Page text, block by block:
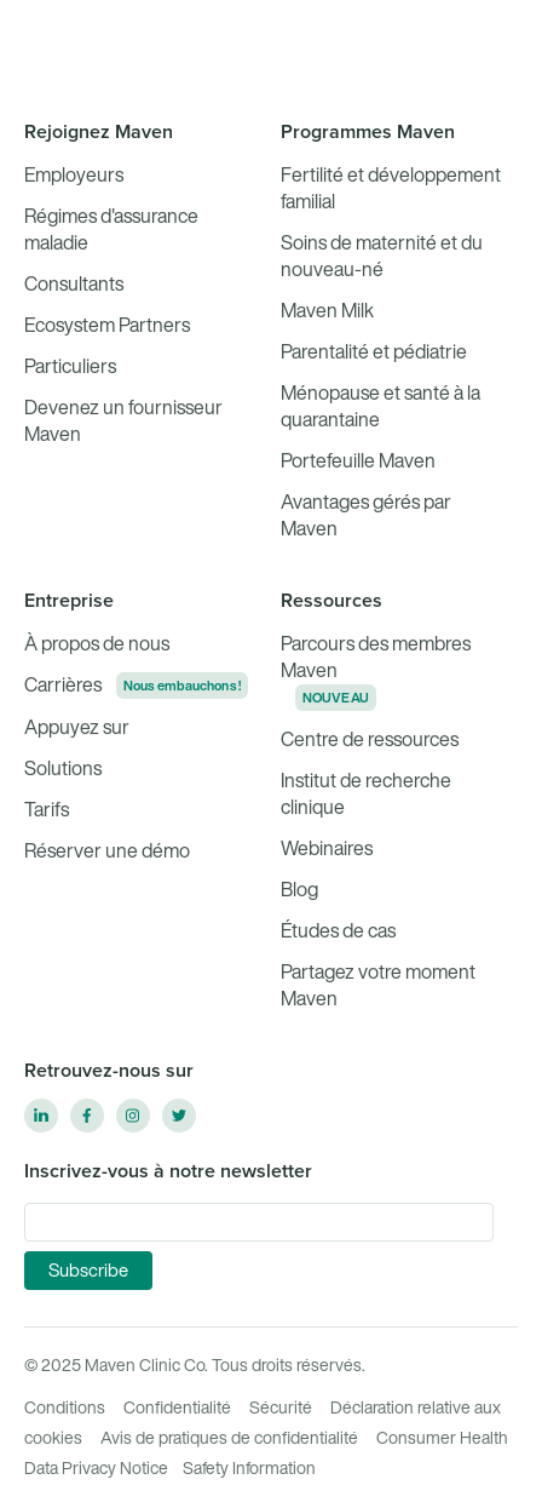
Rejoignez Maven
Employeurs
Régimes d'assurance
maladie
Consultants
Ecosystem Partners
Particuliers
Devenez un fournisseur
Maven
Programmes Maven
Fertilité et développement
familial
Soins de maternité et du
nouveau-né
Maven Milk
Parentalité et pédiatrie
Ménopause et santé à la
quarantaine
Portefeuille Maven
Avantages gérés par
Maven
Entreprise
À propos de nous
Carrières
Nous embauchons !
Appuyez sur
Solutions
Tarifs
Réserver une démo
Ressources
Parcours des membres
Maven
NOUVEAU
Centre de ressources
Institut de recherche
clinique
Webinaires
Blog
Études de cas
Partagez votre moment
Maven
Retrouvez-nous sur
Inscrivez-vous à notre newsletter
© 2025 Maven Clinic Co. Tous droits réservés.
Conditions Confidentialité Sécurité
Déclaration relative aux
cookies
Avis de pratiques de confidentialité
Consumer Health
Data Privacy Notice
Safety Information